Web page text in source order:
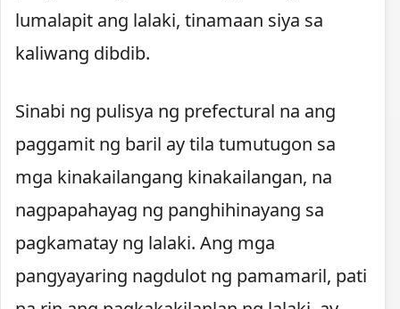
lumalapit ang lalaki, tinamaan siya sa
kaliwang dibdib.
Sinabi ng pulisya ng prefectural na ang
paggamit ng baril ay tila tumutugon sa
mga kinakailangang kinakailangan, na
nagpapahayag ng panghihinayang sa
pagkamatay ng lalaki. Ang mga
pangyayaring nagdulot ng pamamaril, pati